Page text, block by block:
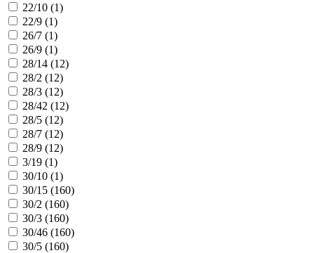
22/10 (1)
22/9 (1)
26/7 (1)
26/9 (1)
28/14 (12)
28/2 (12)
28/3 (12)
28/42 (12)
28/5 (12)
28/7 (12)
28/9 (12)
3/19 (1)
30/10 (1)
30/15 (160)
30/2 (160)
30/3 (160)
30/46 (160)
30/5 (160)